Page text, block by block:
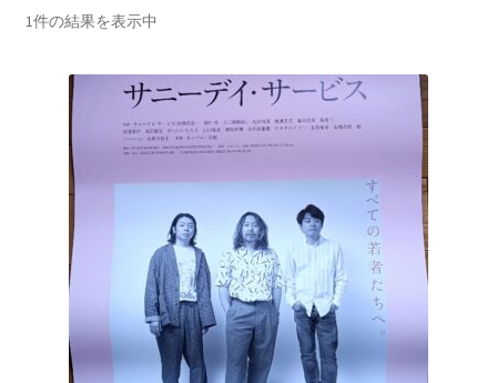
プ
リンクの旅
1件の結果を表示中